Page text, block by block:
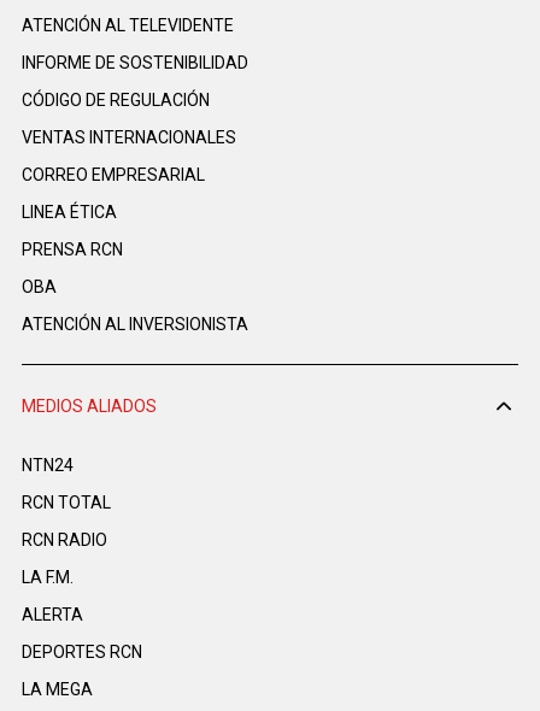
ATENCIÓN AL TELEVIDENTE
INFORME DE SOSTENIBILIDAD
CÓDIGO DE REGULACIÓN
VENTAS INTERNACIONALES
CORREO EMPRESARIAL
LINEA ÉTICA
PRENSA RCN
OBA
ATENCIÓN AL INVERSIONISTA
MEDIOS ALIADOS
NTN24
RCN TOTAL
RCN RADIO
LA F.M.
ALERTA
DEPORTES RCN
LA MEGA